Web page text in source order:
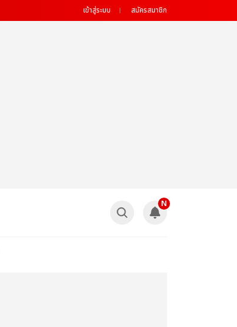
เข้าสู่ระบบ สมัครสมาชิก
N